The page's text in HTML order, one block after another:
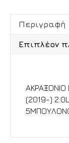
Περιγραφή
Επιπλέον
ΑΚΡΑΞΟΝΙΟ
(2019-)